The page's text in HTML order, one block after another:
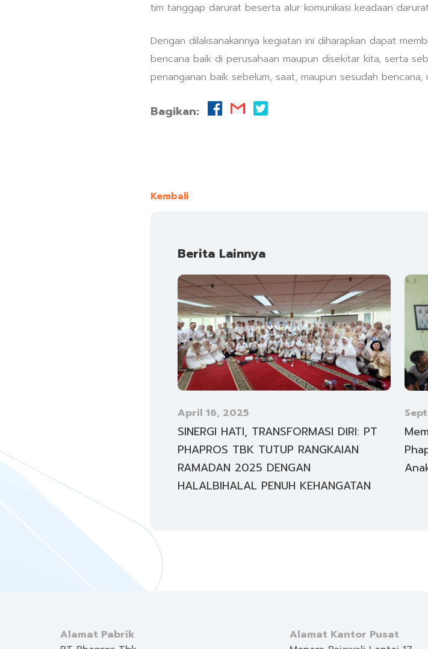
tim tanggap darurat beserta alur komunikasi keadaan
Dengan dilaksanakannya kegiatan ini diharapkan dapat
bencana baik di perusahaan maupun disekitar kita, serta
penanganan baik sebelum, saat, maupun sesudah
Bagikan:
Kembali
Berita Lainnya
April 16, 2025
SINERGI HATI, TRANSFORMASI DIRI: PT
PHAPROS TBK TUTUP RANGKAIAN
RAMADAN 2025 DENGAN
HALALBIHALAL PENUH KEHANGATAN
Alamat Pabrik
Alamat Kantor Pusat